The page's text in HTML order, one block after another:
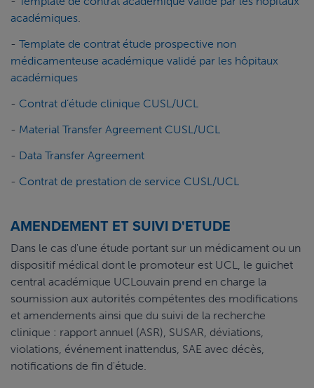
académiques
- Template de contrat étude prospective non
médicamenteuse académique validé par les hôpitaux
académiques
- Contrat d’étude clinique CUSL/UCL
- Material Transfer Agreement CUSL/UCL
- Data Transfer Agreement
- Contrat de prestation de service CUSL/UCL
AMENDEMENT ET SUIVI D'ETUDE
Dans le cas d'une étude portant sur un médicament ou un
dispositif médical dont le promoteur est UCL, le guichet
central académique UCLouvain prend en charge la
soumission aux autorités compétentes des modifications
et amendements ainsi que du suivi de la recherche
clinique : rapport annuel (ASR), SUSAR, déviations,
violations, événement inattendus, SAE avec décès,
notifications de fin d'étude.